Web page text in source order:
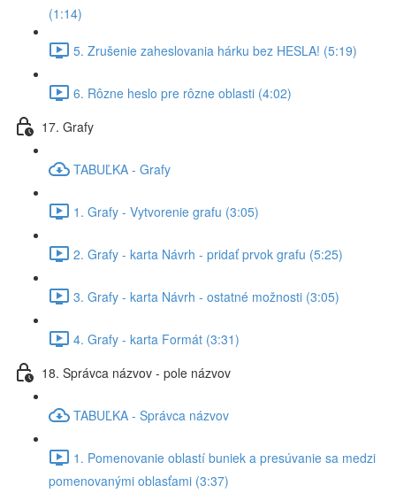
(1:14)
5. Zrušenie zaheslovania hárku bez HESLA! (5:19)
6. Rôzne heslo pre rôzne oblasti (4:02)
17. Grafy
TABUĽKA - Grafy
1. Grafy - Vytvorenie grafu (3:05)
2. Grafy - karta Návrh - pridať prvok grafu (5:25)
3. Grafy - karta Návrh - ostatné možnosti (3:05)
4. Grafy - karta Formát (3:31)
18. Správca názvov - pole názvov
TABUĽKA - Správca názvov
1. Pomenovanie oblastí buniek a presúvanie sa medzi
pomenovanými oblasťami (3:37)